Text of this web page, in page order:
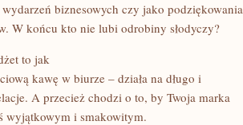
biznesowych czy jako podziękowania
W końcu kto nie lubi odrobiny słodyczy?
to jak
kawę w biurze – działa na długo i
A przecież chodzi o to, by Twoja marka
wyjątkowym i smakowitym.